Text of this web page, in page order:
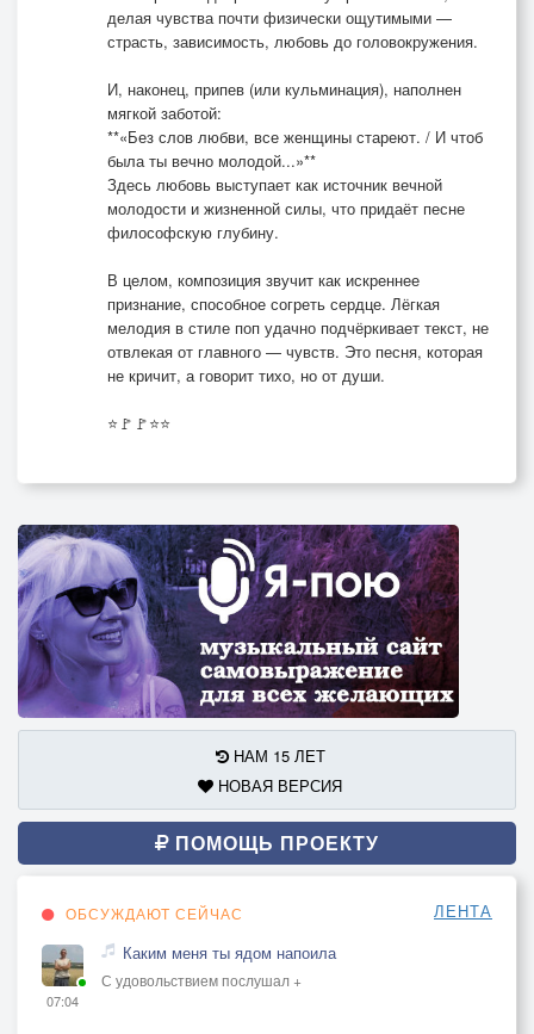
делая чувства почти физически ощутимыми —
страсть, зависимость, любовь до головокружения.
И, наконец, припев (или кульминация), наполнен
мягкой заботой:
**«Без слов любви, все женщины стареют. / И чтоб
была ты вечно молодой...»**
Здесь любовь выступает как источник вечной
молодости и жизненной силы, что придаёт песне
философскую глубину.
В целом, композиция звучит как искреннее
признание, способное согреть сердце. Лёгкая
мелодия в стиле поп удачно подчёркивает текст, не
отвлекая от главного — чувств. Это песня, которая
не кричит, а говорит тихо, но от души.
⭐🚩🚩⭐⭐
НАМ 15 ЛЕТ
НОВАЯ ВЕРСИЯ
ПОМОЩЬ ПРОЕКТУ
ОБСУЖДАЮТ СЕЙЧАС ЛЕНТА
07:04
Каким меня ты ядом напоила
С удовольствием послушал +